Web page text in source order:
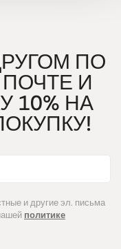
ПО
И
10% НА
и другие эл. письма
политике